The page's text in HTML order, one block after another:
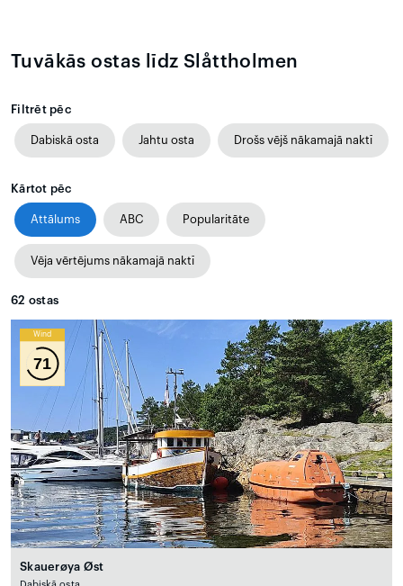
Tuvākās ostas līdz Slåttholmen
Filtrēt pēc
Dabiskā osta Jahtu osta Drošs vējš nākamajā naktī
Kārtot pēc
Attālums ABC Popularitāte
Vēja vērtējums nākamajā naktī
62 ostas
Wind
71
Skauerøya Øst